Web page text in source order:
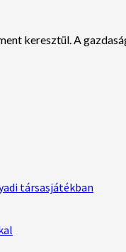
keresztül. A
társasjátékban